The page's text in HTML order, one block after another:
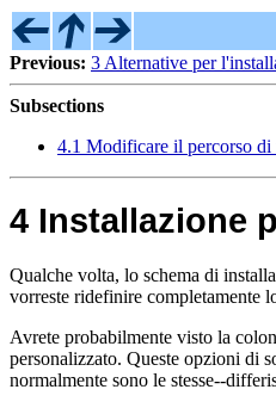
Previous: 3 Alternative per
Subsections
4.1 Modificare il percorso di
4 Installazione
Qualche volta, lo schema di
vorreste ridefinire completamente
Avrete probabilmente visto la
personalizzato. Queste opzioni di
normalmente sono le stesse--